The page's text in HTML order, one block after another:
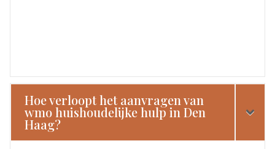
Hoe verloopt het aanvragen van
wmo huishoudelijke hulp in Den
Haag?